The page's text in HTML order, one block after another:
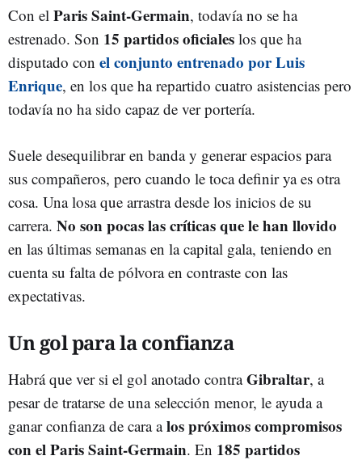
Con el Paris Saint-Germain, todavía no se ha
estrenado. Son 15 partidos oficiales los que ha
disputado con el conjunto entrenado por Luis
Enrique, en los que ha repartido cuatro asistencias pero
todavía no ha sido capaz de ver portería.
Suele desequilibrar en banda y generar espacios para
sus compañeros, pero cuando le toca definir ya es otra
cosa. Una losa que arrastra desde los inicios de su
carrera. No son pocas las críticas que le han llovido
en las últimas semanas en la capital gala, teniendo en
cuenta su falta de pólvora en contraste con las
expectativas.
Un gol para la confianza
Habrá que ver si el gol anotado contraGibraltar, a
pesar de tratarse de una selección menor, le ayuda a
ganar confianza de cara alos próximos compromisos
con el Paris Saint-Germain. En 185 partidos